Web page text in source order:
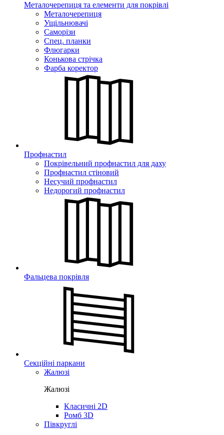
Металочерепиця та елементи для покрівлі
Металочерепиця
Ущільнювачі
Саморізи
Спец. планки
Флюгарки
Конькова стрічка
Фарба коректор
Профнастил
Покрівельний профнастил для даху
Профнастил стіновий
Несучий профнастил
Недорогий профнастил
Фальцева покрівля
Секційні паркани
Жалюзі
Жалюзі
Класичні 2D
Ромб 3D
Півкруглі